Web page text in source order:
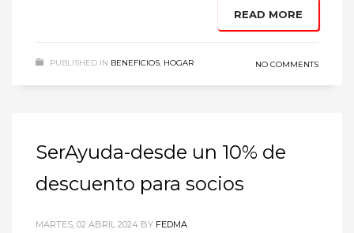
READ MORE
PUBLISHED IN BENEFICIOS, HOGAR NO COMMENTS
SerAyuda-desde un 10% de
descuento para socios
MARTES, 02 ABRIL 2024 BY FEDMA